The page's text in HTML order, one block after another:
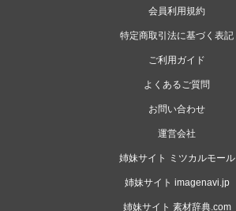
会員利用規約
特定商取引法に基づく表記
ご利用ガイド
よくあるご質問
お問い合わせ
運営会社
姉妹サイト ミツカルモール
姉妹サイト imagenavi.jp
姉妹サイト 素材辞典.com